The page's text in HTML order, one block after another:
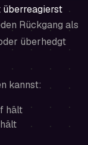
überreagierst
Rückgang als
überhedgt
kannst:
hält